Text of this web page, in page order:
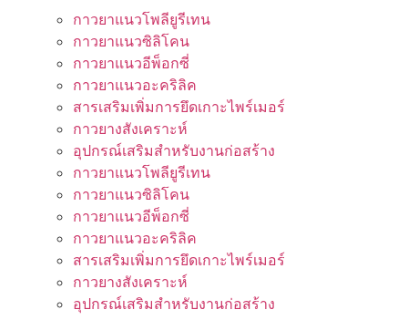
กาวยาแนวโพลียูรีเทน
กาวยาแนวซิลิโคน
กาวยาแนวอีพ็อกซี่
กาวยาแนวอะคริลิค
สารเสริมเพิ่มการยึดเกาะไพร์เมอร์
กาวยางสังเคราะห์
อุปกรณ์เสริมสำหรับงานก่อสร้าง
กาวยาแนวโพลียูรีเทน
กาวยาแนวซิลิโคน
กาวยาแนวอีพ็อกซี่
กาวยาแนวอะคริลิค
สารเสริมเพิ่มการยึดเกาะไพร์เมอร์
กาวยางสังเคราะห์
อุปกรณ์เสริมสำหรับงานก่อสร้าง